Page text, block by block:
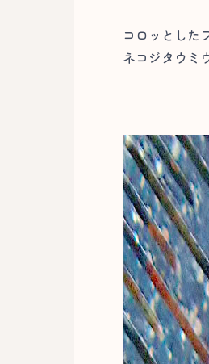
コロッとした
ネコジタウミ